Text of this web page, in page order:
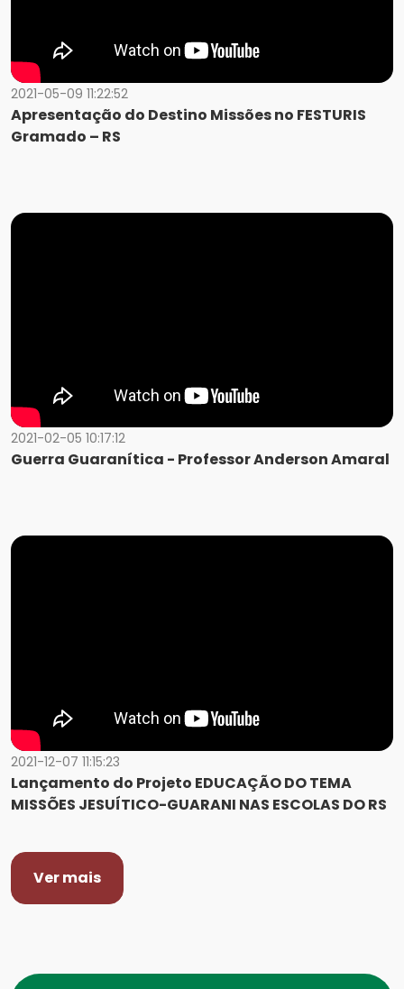
2021-05-09 11:22:52
Apresentação do Destino Missões no FESTURIS
Gramado – RS
2021-02-05 10:17:12
Guerra Guaranítica - Professor Anderson Amaral
2021-12-07 11:15:23
Lançamento do Projeto EDUCAÇÃO DO TEMA
MISSÕES JESUÍTICO-GUARANI NAS ESCOLAS DO RS
Ver mais